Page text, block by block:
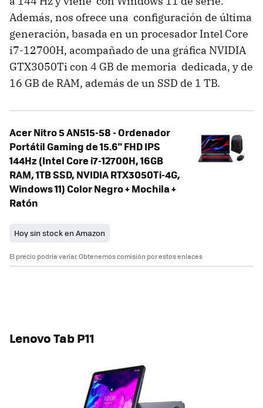
Además, nos ofrece una configuración de última
generación, basada en un procesador Intel Core
i7-12700H, acompañado de una gráfica NVIDIA
GTX3050Ti con 4 GB de memoria dedicada, y de
16 GB de RAM, además de un SSD de 1 TB.
Acer Nitro 5 AN515-58 - Ordenador
Portátil Gaming de 15.6" FHD IPS
144Hz (Intel Core i7-12700H, 16GB
RAM, 1TB SSD, NVIDIA RTX3050Ti-4G,
Windows 11) Color Negro + Mochila +
Ratón
Hoy sin stock en Amazon
El precio podría variar. Obtenemos comisión por estos enlaces
Lenovo Tab P11